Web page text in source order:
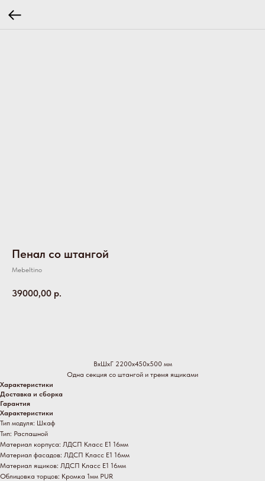
Пенал со штангой
Mebeltino
39000,00 р.
ВхШхГ 2200х450х500 мм
Одна секция со штангой и тремя ящиками
Характеристики
Доставка и сборка
Гарантия
Характеристики
Тип модуля: Шкаф
Тип: Распашной
Материал корпуса: ЛДСП Класс Е1 16мм
Материал фасадов: ЛДСП Класс Е1 16мм
Материал ящиков: ЛДСП Класс Е1 16мм
Облицовка торцов: Кромка 1мм PUR